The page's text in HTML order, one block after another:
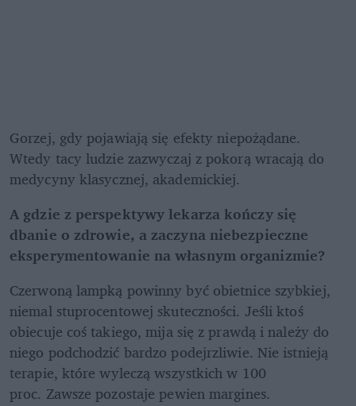
Gorzej, gdy pojawiają się efekty niepożądane.
Wtedy tacy ludzie zazwyczaj z pokorą wracają do
medycyny klasycznej, akademickiej.
A gdzie z perspektywy lekarza kończy się
dbanie o zdrowie, a zaczyna niebezpieczne
eksperymentowanie na własnym organizmie?
Czerwoną lampką powinny być obietnice szybkiej,
niemal stuprocentowej skuteczności. Jeśli ktoś
obiecuje coś takiego, mija się z prawdą i należy do
niego podchodzić bardzo podejrzliwie. Nie istnieją
terapie, które wyleczą wszystkich w 100
proc. Zawsze pozostaje pewien margines.